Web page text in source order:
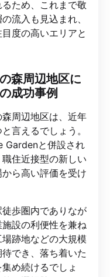
ため、これまで敬
流入も見込まれ、
度の高いエリアと
森周辺地区に
成功事例
周辺地区は、近年
言えるでしょう。
Gardenと併設され
住近接型の新しい
ら高い評価を受け
歩圏内でありなが
設の利便性を兼ね
跡地などの大規模
でき、落ち着いた
め続けるでしょ